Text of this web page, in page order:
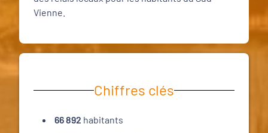
Vienne.
Chiffres clés
66 892 habitants